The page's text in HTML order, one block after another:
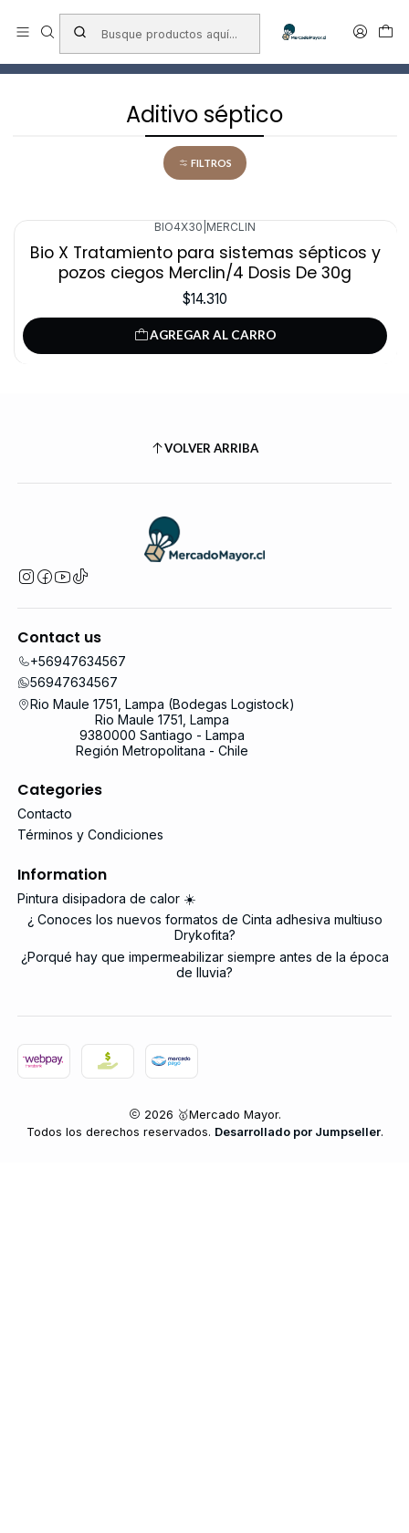
Envío a todo chile
Inicio Cuidado del Hogar Aditivo séptico
Aditivo séptico
FILTROS
BIO4X30 MERCLIN
Bio X Tratamiento para sistemas sépticos y
pozos ciegos Merclin/4 Dosis De 30g
$14.310
AGREGAR AL CARRO
VOLVER ARRIBA
Contact us
+56947634567
56947634567
Rio Maule 1751, Lampa (Bodegas Logistock)
Rio Maule 1751, Lampa
9380000 Santiago - Lampa
Región Metropolitana - Chile
Categories
Contacto
Términos y Condiciones
Information
Pintura disipadora de calor ☀️
¿ Conoces los nuevos formatos de Cinta adhesiva multiuso
Drykofita?
¿Porqué hay que impermeabilizar siempre antes de la época
de lluvia?
2026 🥇Mercado Mayor.
Todos los derechos reservados. Desarrollado por Jumpseller.